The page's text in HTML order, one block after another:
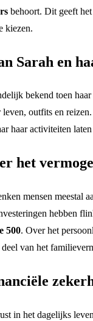
behoort. Dit geeft
kiezen.
Sarah en
bekend toen
leven, outfits en
haar activiteiten
het
mensen meestal
hebben
500. Over het
van het
in het dagelijks